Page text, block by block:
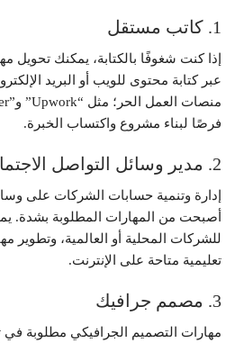
1. كاتب مستقل
إذا كنت شغوفًا بالكتابة، يمكنك
عبر كتابة محتوى للويب أو البريد
فرصًا لبناء مشروع واكتساب الخبرة.
2. مدير وسائل التواصل الاجتماعي
إدارة وتنمية حسابات الشركات على
أصبحت من المهارات المطلوبة بشدة.
للشركات المحلية أو العالمية، وتطوير
تعليمية متاحة على الإنترنت.
3. مصمم جرافيك
مهارات التصميم الجرافيكي مطلوبة في